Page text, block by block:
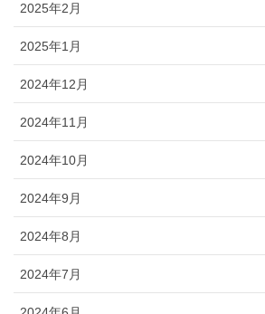
2025年2月
2025年1月
2024年12月
2024年11月
2024年10月
2024年9月
2024年8月
2024年7月